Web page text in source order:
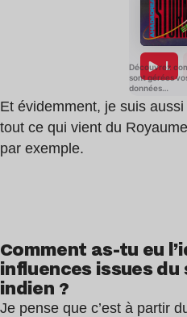
Et évidemment, je suis
tout ce qui vient du
par exemple.
Comment as-tu eu
influences issues
indien ?
Je pense que c’est à partir